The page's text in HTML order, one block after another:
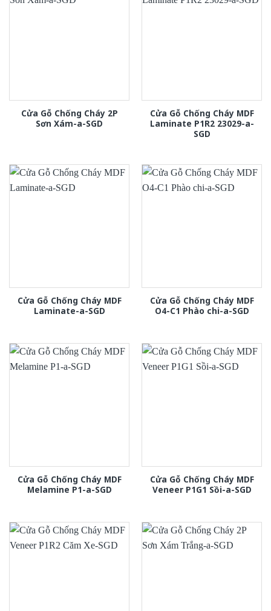
Cửa Gỗ Chống Cháy 2P
Sơn Xám-a-SGD
Cửa Gỗ Chống Cháy MDF
Laminate P1R2 23029-a-
SGD
Cửa Gỗ Chống Cháy MDF
Laminate-a-SGD
Cửa Gỗ Chống Cháy MDF
O4-C1 Phào chi-a-SGD
Cửa Gỗ Chống Cháy MDF
Melamine P1-a-SGD
Cửa Gỗ Chống Cháy MDF
Veneer P1G1 Sồi-a-SGD